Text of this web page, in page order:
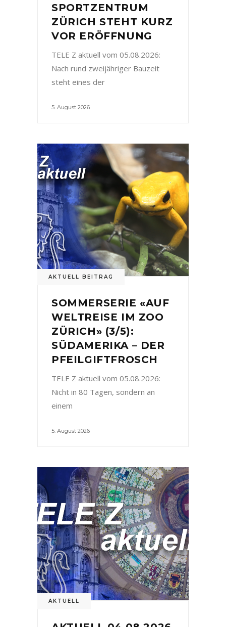
SPORTZENTRUM
ZÜRICH STEHT KURZ
VOR ERÖFFNUNG
TELE Z aktuell vom 05.08.2026:
Nach rund zweijähriger Bauzeit
steht eines der
5. August 2026
AKTUELL BEITRAG
SOMMERSERIE «AUF
WELTREISE IM ZOO
ZÜRICH» (3/5):
SÜDAMERIKA – DER
PFEILGIFTFROSCH
TELE Z aktuell vom 05.08.2026:
Nicht in 80 Tagen, sondern an
einem
5. August 2026
AKTUELL